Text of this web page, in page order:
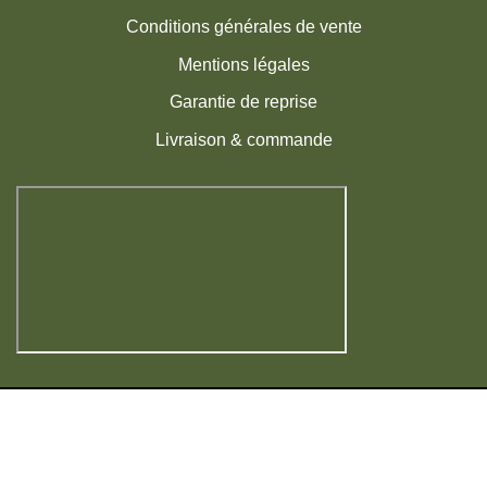
Conditions générales de vente
Mentions légales
Garantie de reprise
Livraison & commande